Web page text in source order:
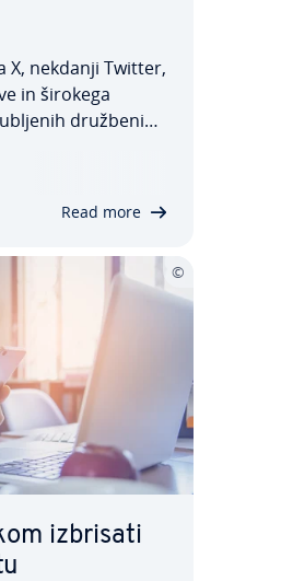
X, nekdanji Twitter,
in širokega
družbenih
Read more
izbrisati